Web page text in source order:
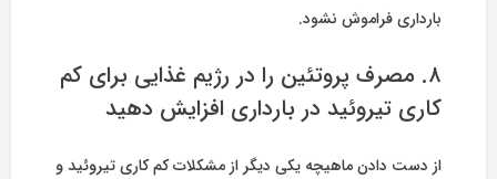
بارداری فراموش نشود.
۸. مصرف پروتئین را در رژیم غذایی برای کم
کاری تیروئید در بارداری افزایش دهید
از دست دادن ماهیچه یکی دیگر از مشکلات کم کاری تیروئید و